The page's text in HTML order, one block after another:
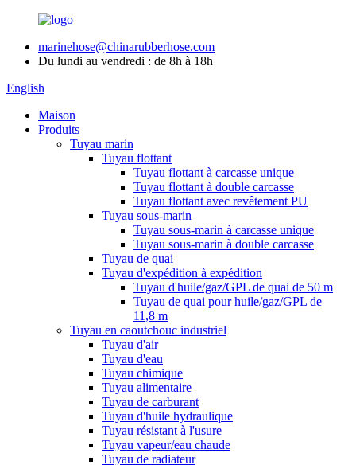
marinehose@chinarubberhose.com
Du lundi au vendredi : de 8h à 18h
English
Maison
Produits
Tuyau marin
Tuyau flottant
Tuyau flottant à carcasse unique
Tuyau flottant à double carcasse
Tuyau flottant avec revêtement PU
Tuyau sous-marin
Tuyau sous-marin à carcasse unique
Tuyau sous-marin à double carcasse
Tuyau de quai
Tuyau d'expédition à expédition
Tuyau d'huile/gaz/GPL de quai de 50 m
Tuyau de quai pour huile/gaz/GPL de
11,8 m
Tuyau en caoutchouc industriel
Tuyau d'air
Tuyau d'eau
Tuyau chimique
Tuyau alimentaire
Tuyau de carburant
Tuyau d'huile hydraulique
Tuyau résistant à l'usure
Tuyau vapeur/eau chaude
Tuyau de radiateur